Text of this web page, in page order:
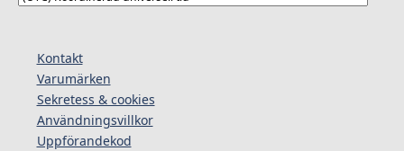
Kontakt
Varumärken
Sekretess & cookies
Användningsvillkor
Uppförandekod